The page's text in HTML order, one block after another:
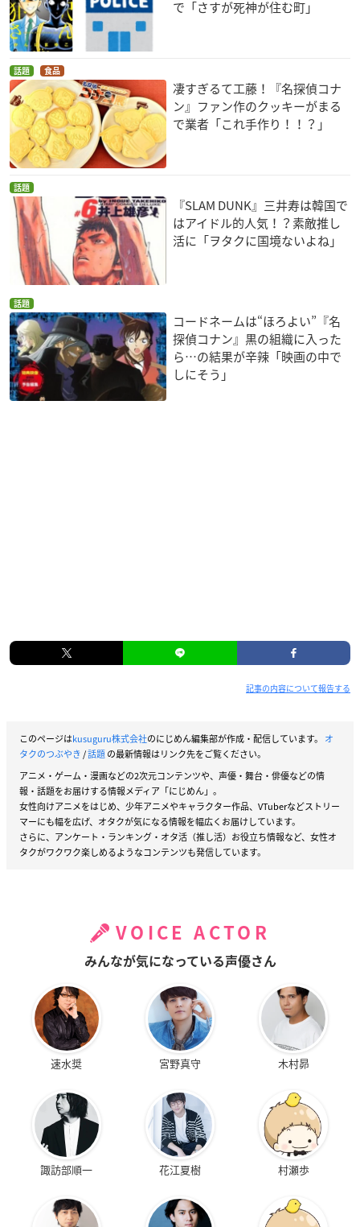
で「さすが死神が住む町」
話題 食品
凄すぎるて工藤！『名探偵コナ
ン』ファン作のクッキーがまる
で業者「これ手作り！！？」
話題
『SLAM DUNK』三井寿は韓国で
はアイドル的人気！？素敵推し
活に「ヲタクに国境ないよね」
話題
コードネームは“ほろよい”『名
探偵コナン』黒の組織に入った
ら…の結果が辛辣「映画の中で
しにそう」
記事の内容について報告する
このページはkusuguru株式会社のにじめん編集部が作成・配信しています。 オ
タクのつぶやき/話題の最新情報はリンク先をご覧ください。
アニメ・ゲーム・漫画などの2次元コンテンツや、声優・舞台・俳優などの情
報・話題をお届けする情報メディア「にじめん」。
女性向けアニメをはじめ、少年アニメやキャラクター作品、VTuberなどストリー
マーにも幅を広げ、オタクが気になる情報を幅広くお届けしています。
さらに、アンケート・ランキング・オタ活（推し活）お役立ち情報など、女性オ
タクがワクワク楽しめるようなコンテンツも発信しています。
VOICE ACTOR
みんなが気になっている声優さん
速水奨 宮野真守 木村昴
諏訪部順一 花江夏樹 村瀬歩